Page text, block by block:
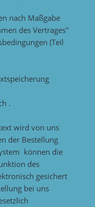
nach Maßgabe
des Vertrages"
(Teil
.
wird von uns
der Bestellung
können die
des
gesichert
bei uns